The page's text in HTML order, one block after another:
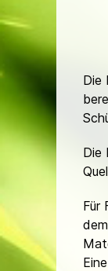
Die
Die
Für